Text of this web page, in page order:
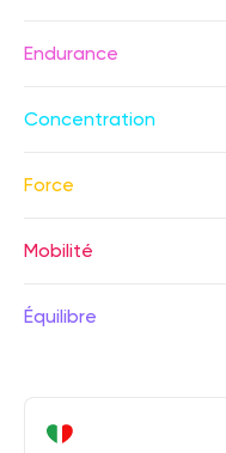
Endurance
Concentration
Force
Mobilité
Équilibre